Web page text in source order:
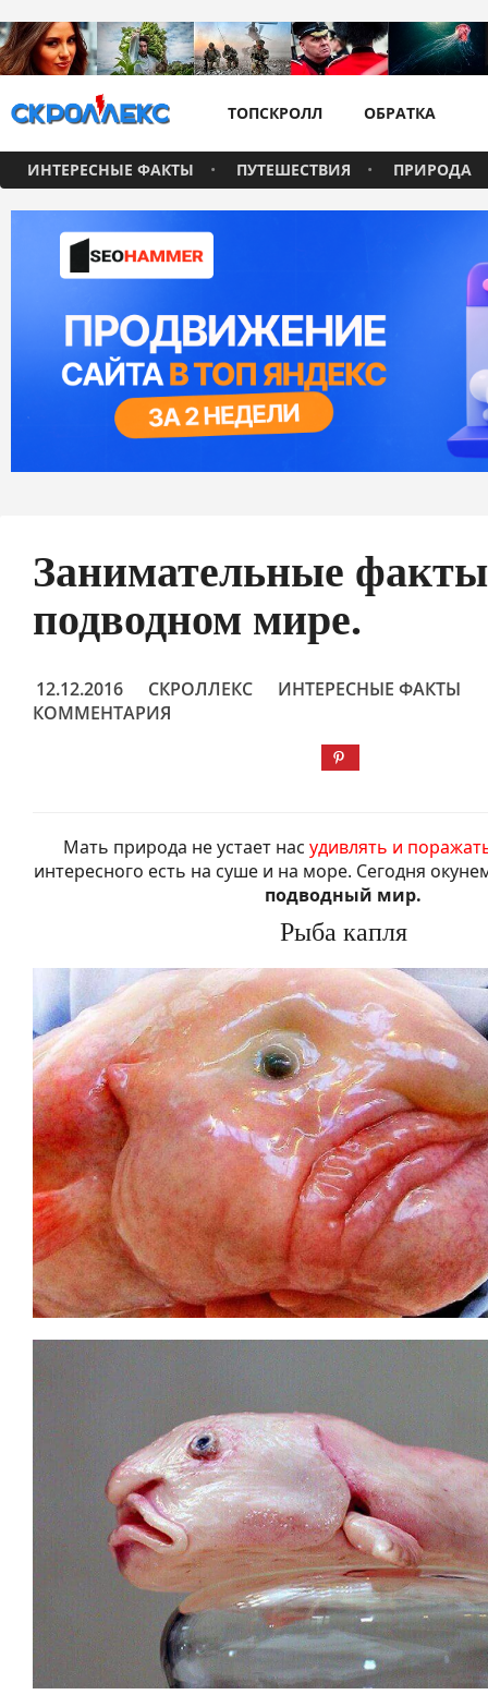
ТОПСКРОЛЛ ОБРАТКА
ИНТЕРЕСНЫЕ ФАКТЫ ПУТЕШЕСТВИЯ ПРИРОДА
Занимательные
подводном мире.
12.12.2016 СКРОЛЛЕКС
ИНТЕРЕСНЫЕ ФАКТЫ
КОММЕНТАРИЯ
Мать природа не устает нас удивлять и
интересного есть на суше и на море. Сегодня
подводный мир.
Рыба капля